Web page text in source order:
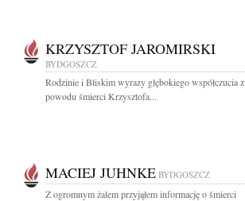
KRZYSZTOF JAROMIRSKI
BYDGOSZCZ
Rodzinie i Bliskim wyrazy głębokiego współczucia z
powodu śmierci Krzysztofa...
MACIEJ JUHNKE BYDGOSZCZ
Z ogromnym żalem przyjąłem informację o śmierci